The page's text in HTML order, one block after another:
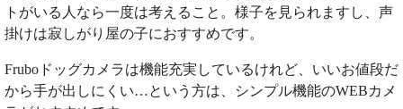
トがいる人なら一度は考えること。様子を見られますし、声
掛けは寂しがり屋の子におすすめです。
Fruboドッグカメラは機能充実しているけれど、いいお値段だ
から手が出しにくい…という方は、シンプル機能のWEBカメ